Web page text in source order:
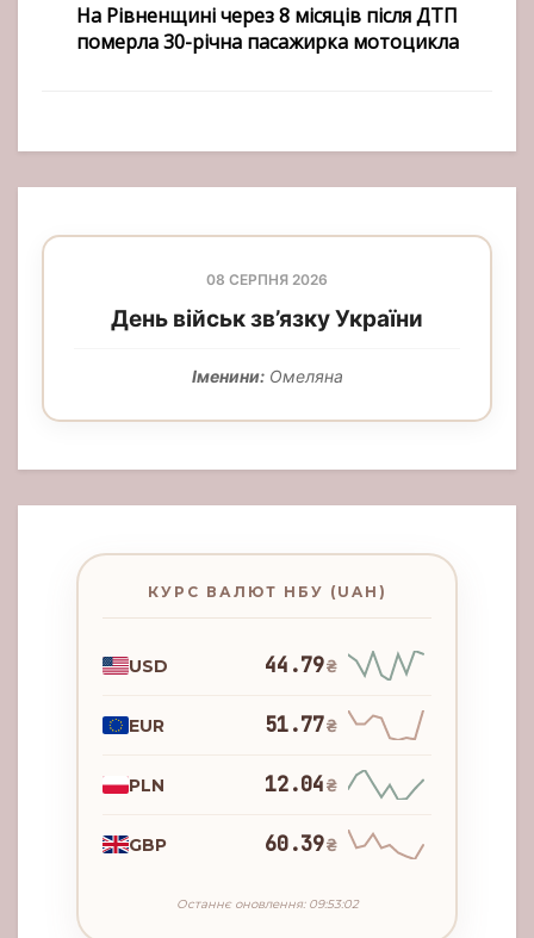
На Рівненщині через 8 місяців після ДТП
померла 30-річна пасажирка мотоцикла
08 СЕРПНЯ 2026
День військ зв’язку України
Іменини:Омеляна
КУРС ВАЛЮТ НБУ (UAH)
USD 44.79₴
EUR 51.77₴
PLN 12.04₴
GBP 60.39₴
Останнє оновлення: 09:53:02